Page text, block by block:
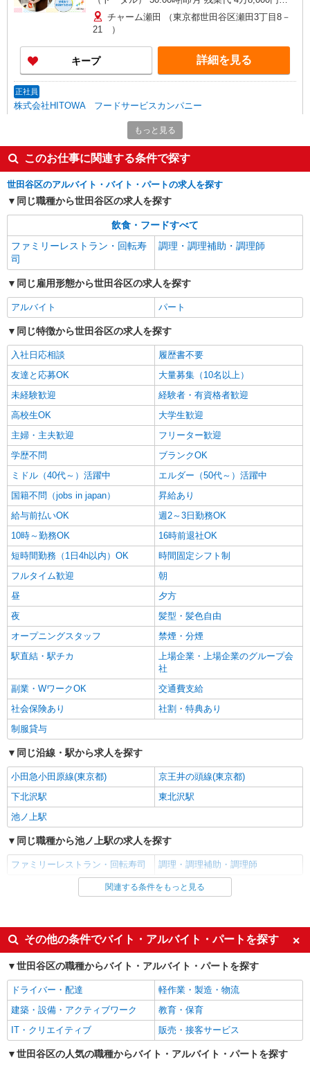
万3,000円 ※給与は経験や前職給与に応じて決定
します。 賞与年2回
チャーム瀬田 （東京都世田谷区瀬田3丁目8－
21 ）
キープ 詳細を見る
正社員
株式会社HITOWA フードサービスカンパニー
学校給食の調理師【正社員】
月給21万円〜25万円 ※給与は経験や前職給与
に応じて決定します。 賞与年2回
11-1）
キープ
正社員
株式会社HITOWA フードサービスカンパニー
福祉施設での調理師（チーフ候補）【正社員】
月給27万円〜30万円 ※給与は経験や前職給与
に応じて決定します。 賞与年2回
チャームスイート世田谷上馬 （東京都世田谷
区上馬4丁目30-6）
キープ 詳細を見る
アルバイト
株式会社HITOWA フードサービスカンパニー
福祉施設での調理員【アルバイト・パート】
時給1,400円以上 ※経験によりスタート時給は
変動します。 ※AP評価制度：あり 年1回の評価
により時給を見直します。 ※アルバイト賞与（寸
志）：あり 年2回。勤続年数により金額UP。
チャーム瀬田 （東京都世田谷区瀬田3丁目8－
21）
詳細を見る
アルバイト パート
株式会社HITOWA フードサービスカンパニー
福祉施設での調理員【アルバイト・パート】
時給1,400円以上 ※経験によりスタート時給は
変動します。 ※AP評価制度：あり 年1回の評価
により時給を見直します。 ※アルバイト賞与（寸
志）：あり 年2回。勤続年数により金額UP。
イリーゼ二子玉川ガーデン （東京都世田谷区
鎌田4-14-8）
正社員
株式会社HITOWA フードサービスカンパニー
月給24万円〜27万円 ※給与は経験や前職給与
に応じて決定します。 賞与年2回
世田谷区内学校2 （東京都世田谷区上用賀5-
15-1）
株式会社HITOWA フードサービスカンパニー
学校給食の栄養士【正社員】
月給21万円〜25万円 ※給与は経験や前職給与
世田谷区内学校4 （東京都世田谷区尾山台3-
11-1）
キープ 詳細を見る
アルバイト パート
株式会社HITOWA フードサービスカンパニー
福祉施設での調理補助【アルバイト・パート】
時給1,300円以上 ※経験によりスタート時給は
変動します。 ※AP評価制度：あり 年1回の評価
もっと見る
このお仕事に関連する条件で探す
世田谷区のアルバイト・バイト・パートの求人を探す
同じ職種から世田谷区の求人を探す
飲食・フードすべて
ファミリーレストラン・回転寿
司
調理・調理補助・調理師
同じ雇用形態から世田谷区の求人を探す
アルバイト パート
同じ特徴から世田谷区の求人を探す
入社日応相談
履歴書不要
友達と応募OK
大量募集（10名以上）
未経験歓迎
経験者・有資格者歓迎
高校生OK
大学生歓迎
主婦・主夫歓迎
フリーター歓迎
学歴不問
ブランクOK
ミドル（40代～）活躍中
エルダー（50代～）活躍中
国籍不問（jobs in japan）
昇給あり
給与前払いOK
週2～3日勤務OK
10時～勤務OK
16時前退社OK
短時間勤務（1日4h以内）OK
時間固定シフト制
フルタイム歓迎
朝
昼
夕方
夜
髪型・髪色自由
オープニングスタッフ
禁煙・分煙
駅直結・駅チカ
上場企業・上場企業のグループ会
社
副業・WワークOK
交通費支給
社会保険あり
社割・特典あり
制服貸与
同じ沿線・駅から求人を探す
小田急小田原線(東京都)
京王井の頭線(東京都)
下北沢駅
東北沢駅
池ノ上駅
同じ職種から池ノ上駅の求人を探す
ファミリーレストラン・回転寿司 調理・調理補助・調理師
同じ雇用形態から池ノ上駅の求人を探す
同じ特徴から池ノ上駅の求人を探す
入社日応相談
履歴書不要
友達と応募OK
大量募集（10名以上）
未経験歓迎
経験者・有資格者歓迎
高校生OK
大学生歓迎
主婦・主夫歓迎
フリーター歓迎
学歴不問
ブランクOK
関連する条件をもっと見る
その他の条件でバイト・アルバイト・パートを探す
世田谷区の職種からバイト・アルバイト・パートを探す
ドライバー・配達
軽作業・製造・物流
建築・設備・アクティブワーク
教育・保育
IT・クリエイティブ
販売・接客サービス
世田谷区の人気の職種からバイト・アルバイト・パートを探す